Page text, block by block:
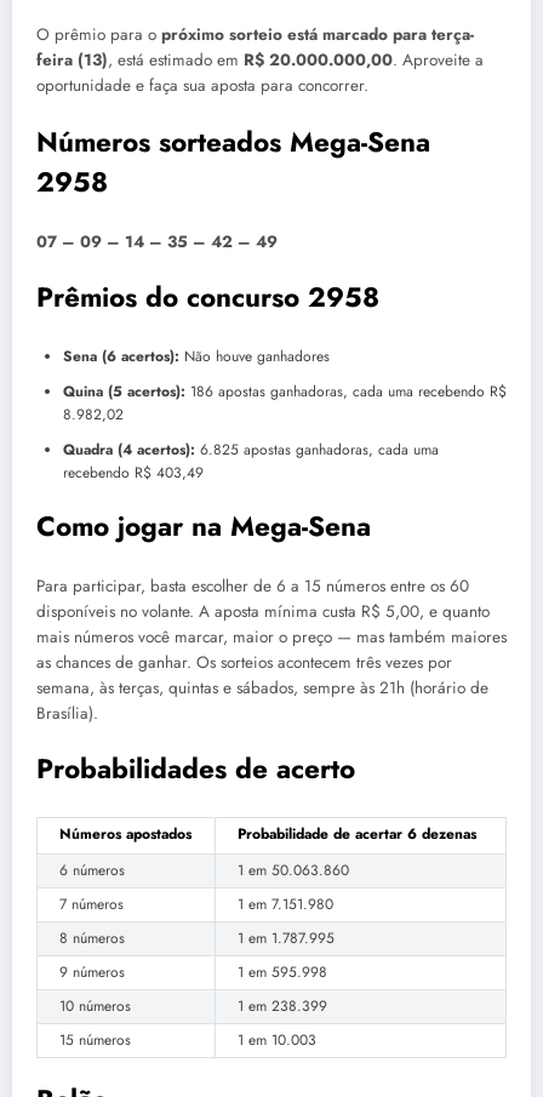
O prêmio para o próximo sorteio está marcado para terça-
feira (13), está estimado em R$ 20.000.000,00. Aproveite a
oportunidade e faça sua aposta para concorrer.
Números sorteados Mega-Sena
2958
07 – 09 – 14 – 35 – 42 – 49
Prêmios do concurso 2958
Sena (6 acertos): Não houve ganhadores
Quina (5 acertos): 186 apostas ganhadoras, cada uma recebendo R$
8.982,02
Quadra (4 acertos): 6.825 apostas ganhadoras, cada uma
recebendo R$ 403,49
Como jogar na Mega-Sena
Para participar, basta escolher de 6 a 15 números entre os 60
disponíveis no volante. A aposta mínima custa R$ 5,00, e quanto
mais números você marcar, maior o preço — mas também maiores
as chances de ganhar. Os sorteios acontecem três vezes por
semana, às terças, quintas e sábados, sempre às 21h (horário de
Brasília).
Probabilidades de acerto
Números apostados
Probabilidade de acertar 6 dezenas
6 números
1 em 50.063.860
7 números
1 em 7.151.980
8 números
1 em 1.787.995
9 números
1 em 595.998
10 números
1 em 238.399
15 números
1 em 10.003